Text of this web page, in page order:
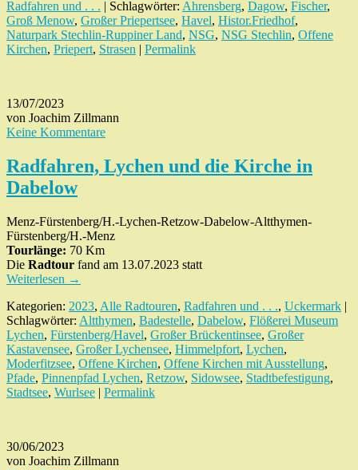
Radfahren und . . . | Schlagwörter: Ahrensberg, Dagow, Fischer,
Groß Menow, Großer Priepertsee, Havel, Histor.Friedhof,
Naturpark Stechlin-Ruppiner Land, NSG, NSG Stechlin, Offene
Kirchen, Priepert, Strasen | Permalink
13/07/2023
von Joachim Zillmann
Keine Kommentare
Radfahren, Lychen und die Kirche in
Dabelow
Menz-Fürstenberg/H.-Lychen-Retzow-Dabelow-Altthymen-
Fürstenberg/H.-Menz
Tourlänge: 70 Km
Die Radtour fand am 13.07.2023 statt
Weiterlesen →
Kategorien: 2023, Alle Radtouren, Radfahren und . . ., Uckermark |
Schlagwörter: Altthymen, Badestelle, Dabelow, Flößerei Museum
Lychen, Fürstenberg/Havel, Großer Brückentinsee, Großer
Kastavensee, Großer Lychensee, Himmelpfort, Lychen,
Moderfitzsee, Offene Kirchen, Offene Kirchen mit Ausstellung,
Pfade, Pinnenpfad Lychen, Retzow, Sidowsee, Stadtbefestigung,
Stadtsee, Wurlsee | Permalink
30/06/2023
von Joachim Zillmann